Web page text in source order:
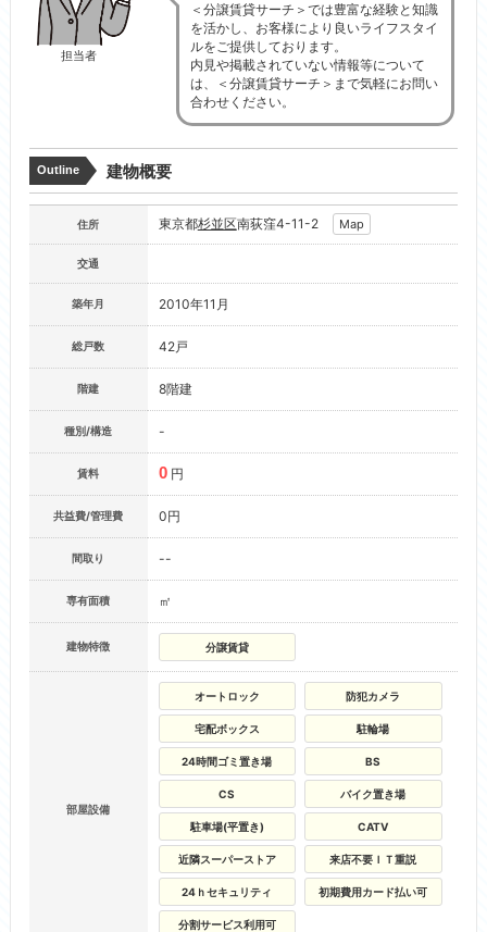
担当者
＜分譲賃貸サーチ＞では豊富な経験と知識
を活かし、お客様により良いライフスタイ
ルをご提供しております。
内見や掲載されていない情報等について
は、＜分譲賃貸サーチ＞まで気軽にお問い
合わせください。
Outline 建物概要
住所 東京都杉並区南荻窪4-11-2 Map
交通
築年月 2010年11月
総戸数 42戸
階建 8階建
種別/構造 -
賃料 0 円
共益費/管理費 0円
間取り --
専有面積 ㎡
建物特徴 分譲賃貸
部屋設備
オートロック 防犯カメラ
宅配ボックス 駐輪場
24時間ゴミ置き場 BS
CS バイク置き場
駐車場(平置き) CATV
近隣スーパーストア 来店不要ＩＴ重説
24ｈセキュリティ 初期費用カード払い可
分割サービス利用可